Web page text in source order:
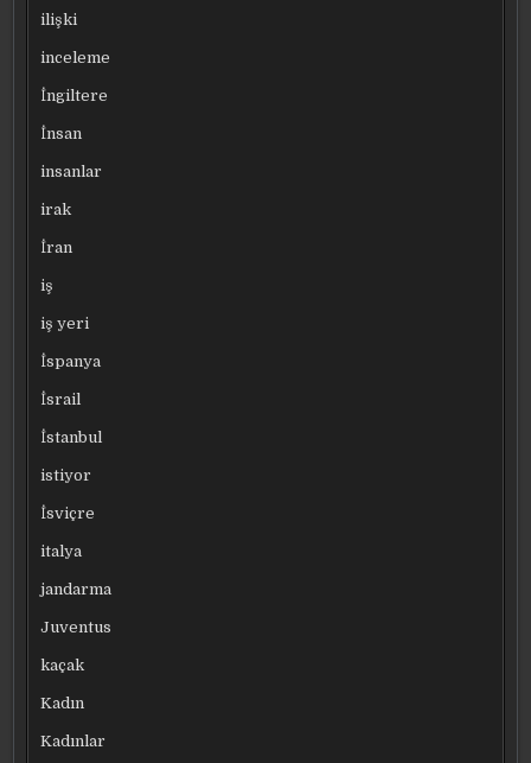
ilişki
inceleme
İngiltere
İnsan
insanlar
irak
İran
iş
iş yeri
İspanya
İsrail
İstanbul
istiyor
İsviçre
italya
jandarma
Juventus
kaçak
Kadın
Kadınlar